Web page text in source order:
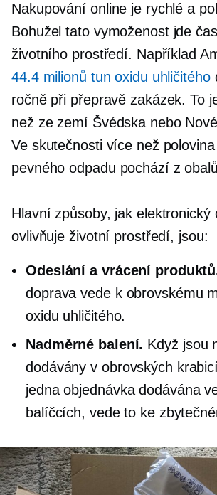
Nakupování online je rychlé a
Bohužel tato vymoženost jde
životního prostředí. Například
44.4 milionů tun oxidu uhličitého
ročně při přepravě zakázek. To
než ze zemí Švédska nebo
Ve skutečnosti více než
pevného odpadu pochází z
Hlavní způsoby, jak elektronický
ovlivňuje životní prostředí, jsou:
Odeslání a vrácení
doprava vede k obrovskému
oxidu uhličitého.
Nadměrné balení. Když jsou
dodávány v obrovských
jedna objednávka dodávána
balíčcích, vede to ke